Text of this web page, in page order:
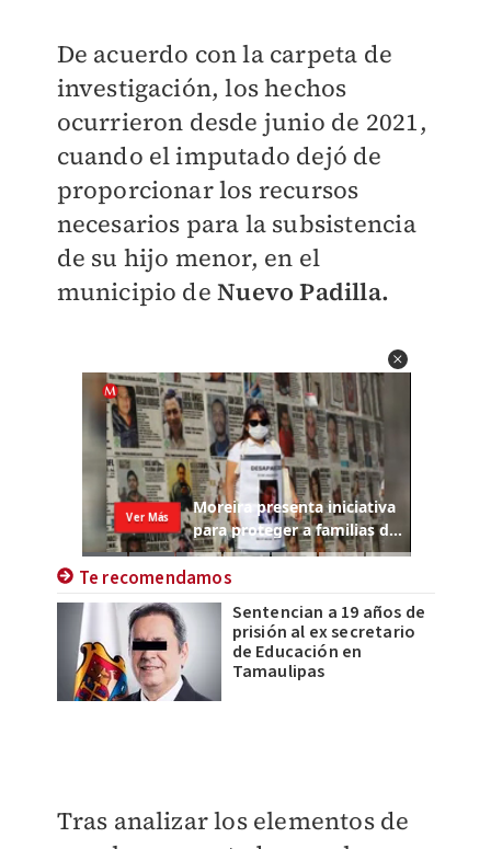
De acuerdo con la carpeta de
investigación, los hechos
ocurrieron desde junio de 2021,
cuando el imputado dejó de
proporcionar los recursos
necesarios para la subsistencia
de su hijo menor, en el
municipio deNuevo Padilla.
Te recomendamos
Sentencian a 19 años de
prisión al ex secretario
de Educación en
Tamaulipas
Tras analizar los elementos de